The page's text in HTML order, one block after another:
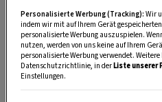
Personalisierte Werbung (Tracking): Wir
indem wir mit auf Ihrem Gerät
personalisierte Werbung auszuspielen.
nutzen, werden von uns keine auf Ihrem
personalisierte Werbung verwendet.
Datenschutzrichtlinie, in derListe unserer
Einstellungen.